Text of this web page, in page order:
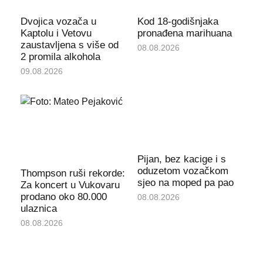
Dvojica vozača u
Kaptolu i Vetovu
zaustavljena s više od
2 promila alkohola
09.08.2026
Kod 18-godišnjaka
pronađena marihuana
08.08.2026
Thompson ruši rekorde:
Za koncert u Vukovaru
prodano oko 80.000
ulaznica
08.08.2026
Pijan, bez kacige i s
oduzetom vozačkom
sjeo na moped pa pao
08.08.2026